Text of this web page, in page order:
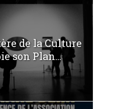
de la Culture
son Plan...